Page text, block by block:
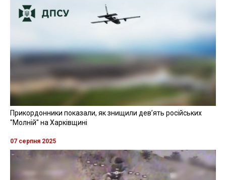
Прикордонники показали, як знищили девʼять російських
"Молній" на Харківщині
07 серпня 2025